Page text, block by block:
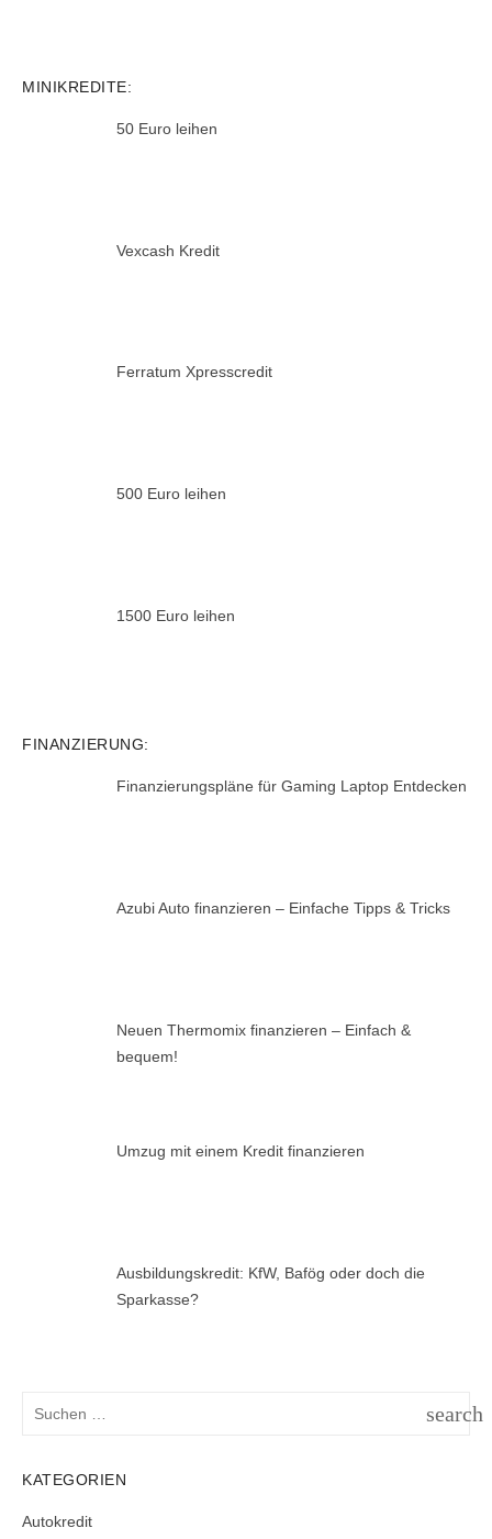
MINIKREDITE:
50 Euro leihen
Vexcash Kredit
Ferratum Xpresscredit
500 Euro leihen
1500 Euro leihen
FINANZIERUNG:
Finanzierungspläne für Gaming Laptop Entdecken
Azubi Auto finanzieren – Einfache Tipps & Tricks
Neuen Thermomix finanzieren – Einfach &
bequem!
Umzug mit einem Kredit finanzieren
Ausbildungskredit: KfW, Bafög oder doch die
Sparkasse?
search
KATEGORIEN
Autokredit